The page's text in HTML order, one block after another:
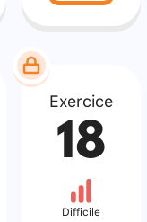
Exercice
18
Difficile